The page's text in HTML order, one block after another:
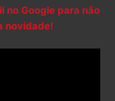
no Google para não
novidade!